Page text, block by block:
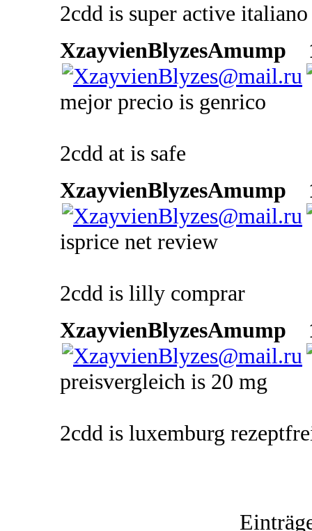
2cdd is super active italiano
XzayvienBlyzesAmump
mejor precio is genrico
2cdd at is safe
XzayvienBlyzesAmump
isprice net review
2cdd is lilly comprar
XzayvienBlyzesAmump
preisvergleich is 20 mg
2cdd is luxemburg